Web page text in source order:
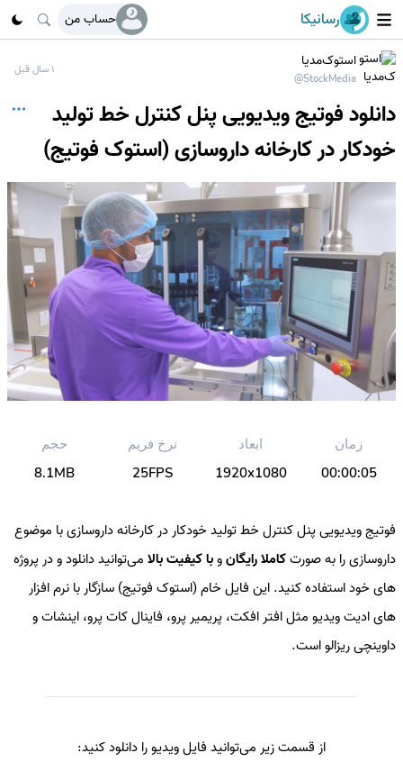
رسانیکا حساب من
استوک‌مدیا
@StockMedia
1 سال قبل
دانلود فوتیج ویدیویی پنل کنترل خط تولید
خودکار در کارخانه داروسازی (استوک فوتیج)
زمان
00:00:05
ابعاد
1920x1080
نرخ فریم
25FPS
حجم
8.1MB
فوتیج ویدیویی پنل کنترل خط تولید خودکار در کارخانه داروسازی با موضوع
داروسازی را به صورتکاملا رایگانوبا کیفیت بالا می‌توانید دانلود و در پروژه
های خود استفاده کنید. این فایل خام (استوک فوتیج) سازگار با نرم افزار
های ادیت ویدیو مثل افتر افکت، پریمیر پرو، فاینال کات پرو، اینشات و
داوینچی ریزالو است.
از قسمت زیر می‌توانید فایل ویدیو را دانلود کنید: